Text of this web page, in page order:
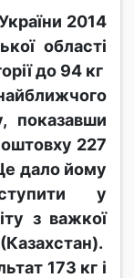
2014
області
до 94 кг
показавши
227
дало йому
у
з важкої
173 кг і